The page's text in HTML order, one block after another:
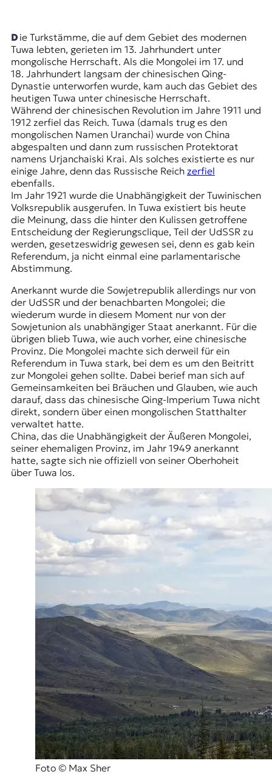
W
s
s
e
n
J
o
u
r
n
a
s
m
u
s
u
n
d
M
e
d
e
n
k
o
m
p
e
t
e
n
z
Die Turkstämme, die auf dem Gebiet des modernen
Tuwa lebten, gerieten im 13. Jahrhundert unter
mongolische Herrschaft. Als die Mongolei im 17. und
18. Jahrhundert langsam der chinesischen Qing-
Dynastie unterworfen wurde, kam auch das Gebiet des
heutigen Tuwa unter chinesische Herrschaft.
Während der chinesischen Revolution im Jahre 1911 und
1912 zerfiel das Reich. Tuwa (damals trug es den
mongolischen Namen Uranchai) wurde von China
abgespalten und dann zum russischen Protektorat
namens Urjanchaiski Krai. Als solches existierte es nur
einige Jahre, denn das Russische Reich zerfiel
ebenfalls.
Im Jahr 1921 wurde die Unabhängigkeit der Tuwinischen
Volksrepublik ausgerufen. In Tuwa existiert bis heute
die Meinung, dass die hinter den Kulissen getroffene
Entscheidung der Regierungsclique, Teil der UdSSR zu
werden, gesetzeswidrig gewesen sei, denn es gab kein
Referendum, ja nicht einmal eine parlamentarische
Abstimmung.
Anerkannt wurde die Sowjetrepublik allerdings nur von
der UdSSR und der benachbarten Mongolei; die
wiederum wurde in diesem Moment nur von der
Sowjetunion als unabhängiger Staat anerkannt. Für die
übrigen blieb Tuwa, wie auch vorher, eine chinesische
Provinz. Die Mongolei machte sich derweil für ein
Referendum in Tuwa stark, bei dem es um den Beitritt
zur Mongolei gehen sollte. Dabei berief man sich auf
Gemeinsamkeiten bei Bräuchen und Glauben, wie auch
darauf, dass das chinesische Qing-Imperium Tuwa nicht
direkt, sondern über einen mongolischen Statthalter
verwaltet hatte.
China, das die Unabhängigkeit der Äußeren Mongolei,
seiner ehemaligen Provinz, im Jahr 1949 anerkannt
hatte, sagte sich nie offiziell von seiner Oberhoheit
über Tuwa los.
Foto © Max Sher